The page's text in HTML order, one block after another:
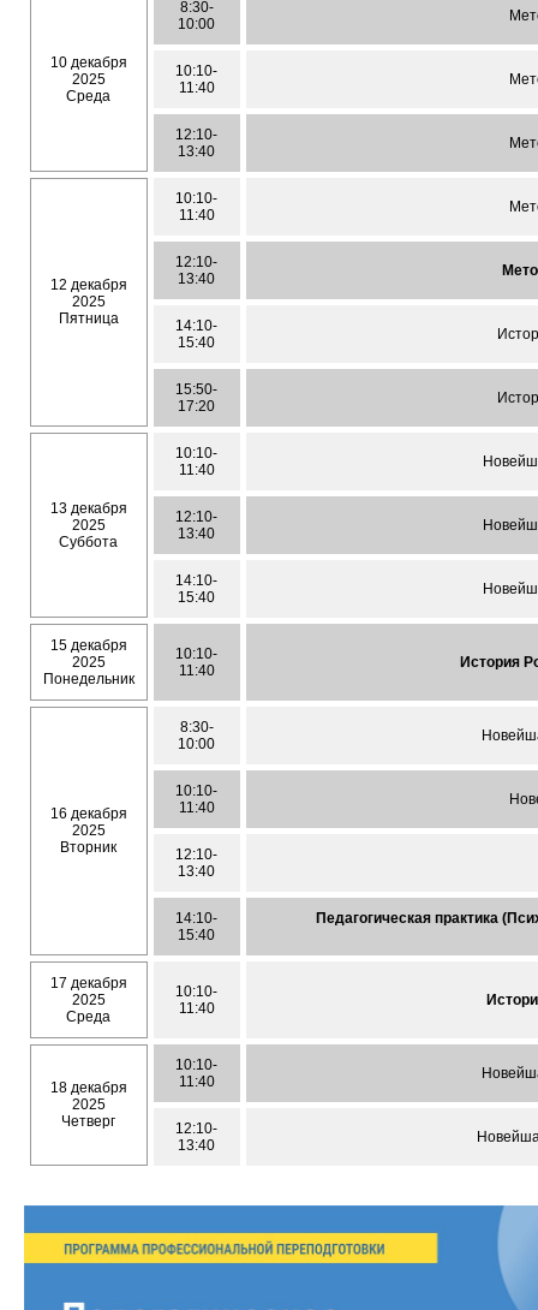
10 декабря
2025
Среда
8:30-
10:00
10:10-
11:40
12:10-
13:40
12 декабря
2025
Пятница
10:10-
11:40
12:10-
13:40
14:10-
15:40
15:50-
17:20
13 декабря
2025
Суббота
10:10-
11:40
12:10-
13:40
14:10-
15:40
15 декабря
2025
Понедельник
10:10-
11:40
История
16 декабря
2025
Вторник
8:30-
10:00
10:10-
11:40
12:10-
13:40
14:10-
15:40
Педагогическая практика
17 декабря
2025
Среда
10:10-
11:40
18 декабря
2025
Четверг
10:10-
11:40
12:10-
13:40